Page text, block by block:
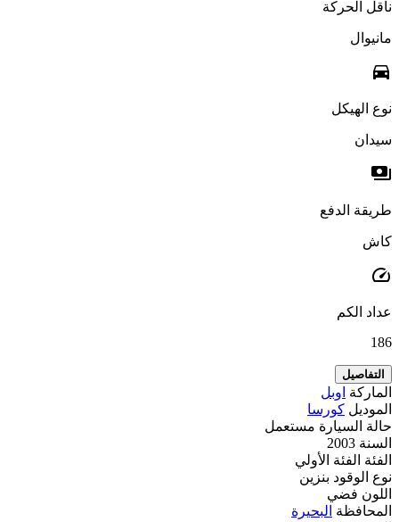
ناقل الحركة
مانيوال
directions_car
نوع الهيكل
سيدان
payments
طريقة الدفع
كاش
speed
عداد الكم
186
التفاصيل
الماركة اوبل
الموديل كورسا
حالة السيارة مستعمل
السنة 2003
الفئة الفئة الأولي
نوع الوقود بنزين
اللون فضي
المحافظة البحيرة